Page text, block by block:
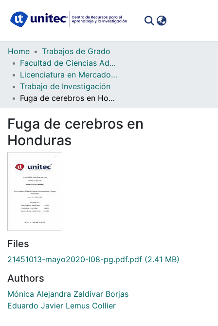
Communities
Collections
All of DSpace
Statistics
Home
Trabajos de Grado
Facultad de Ciencias Administrativas y Sociales
Licenciatura en Mercadotecnia y Negocios Internacionales
Trabajo de Investigación
Fuga de cerebros en Honduras
Fuga de cerebros en
Honduras
Files
21451013-mayo2020-l08-pg.pdf.pdf (2.41 MB)
Authors
Mónica Alejandra Zaldívar Borjas
Eduardo Javier Lemus Collier